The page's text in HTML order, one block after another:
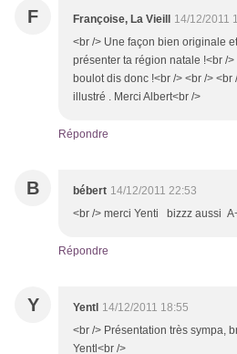
F Françoise, La Vieill
14/12/2011
<br /> Une façon bien originale
présenter ta région natale !<br /
boulot dis donc !<br /> <br />
illustré . Merci Albert<br />
Répondre
B bébert 14/12/2011 22:53
<br /> merci Yenti bizzz aussi
Répondre
Y Yentl 14/12/2011 18:55
<br /> Présentation très sympa,
Yentl<br />